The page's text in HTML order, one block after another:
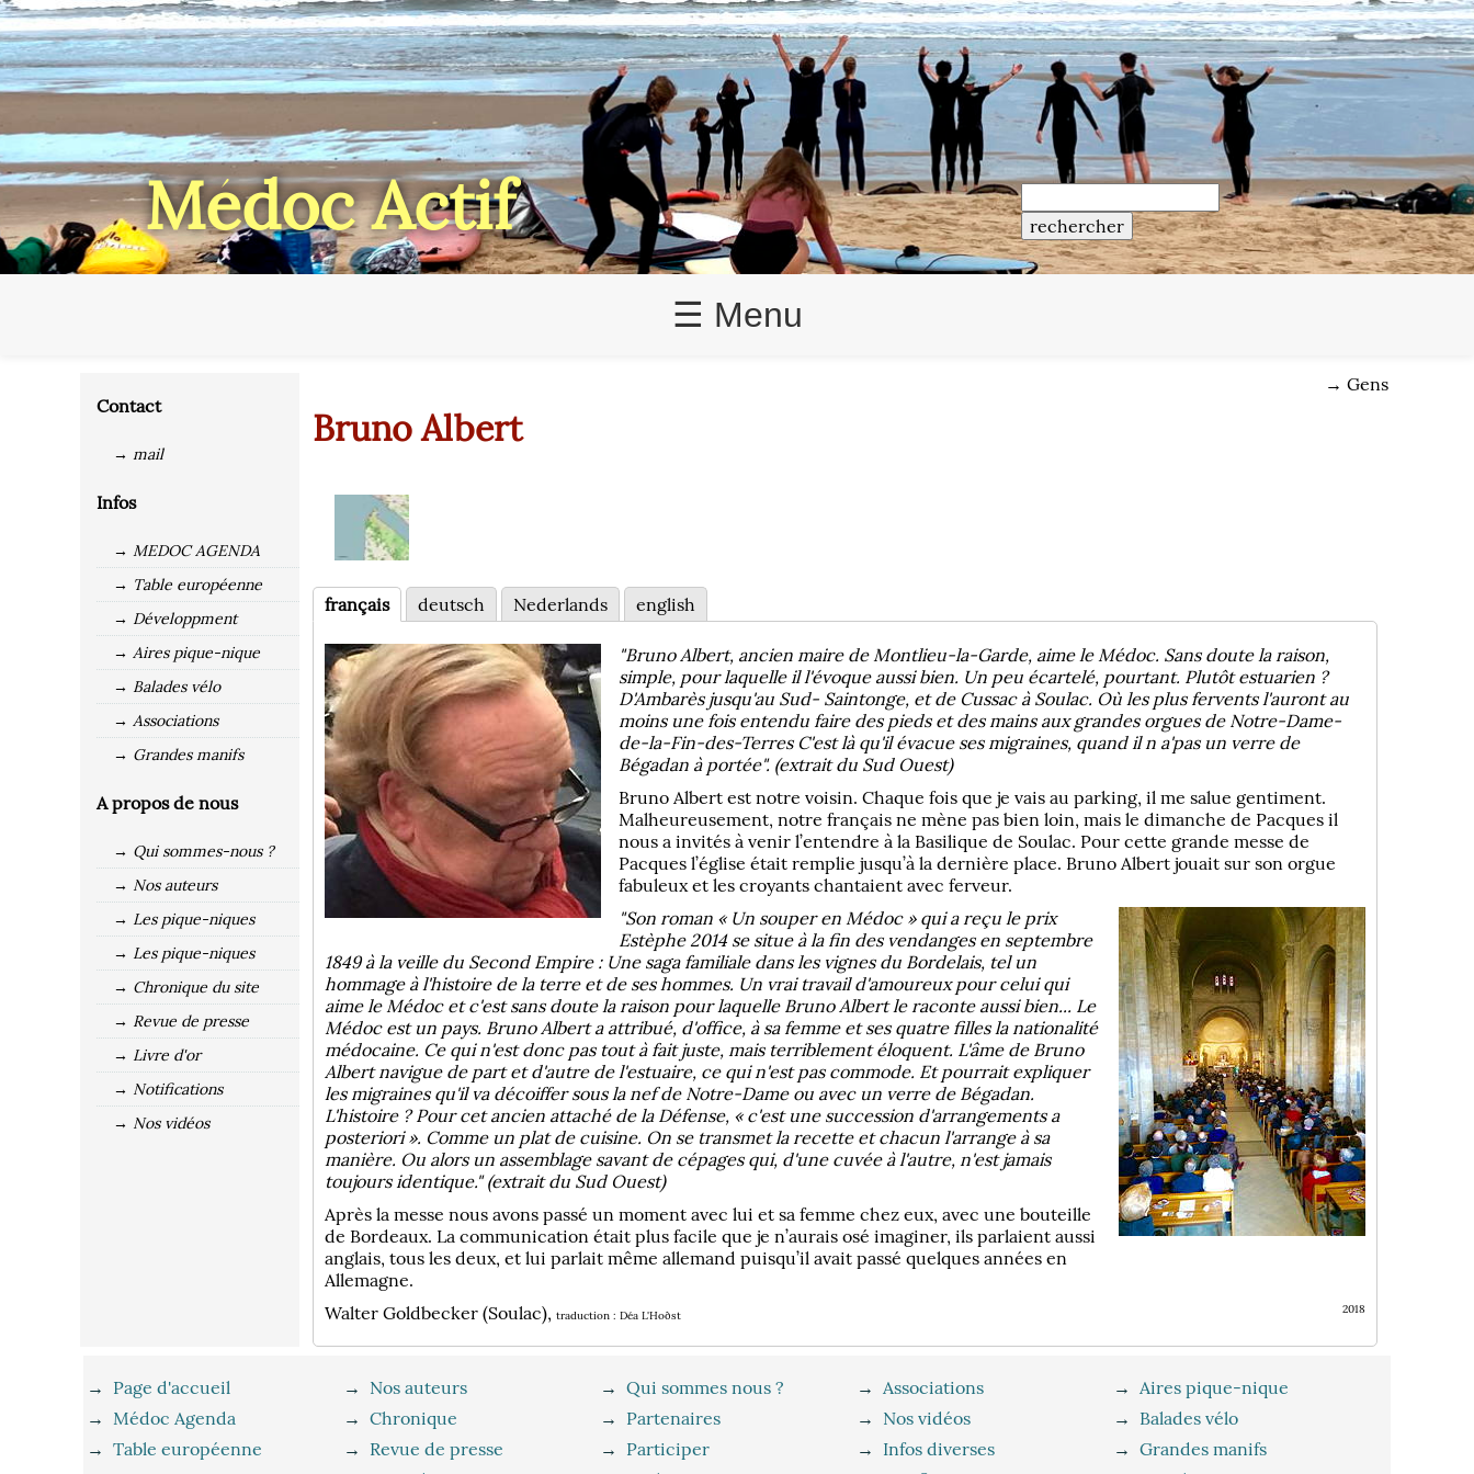
Médoc Actif
☰ Menu
Contact
→ mail
Infos
→ MEDOC AGENDA
→ Table européenne
→ Développment
→ Aires pique-nique
→ Balades vélo
→ Associations
→ Grandes manifs
A propos de nous
→ Qui sommes-nous ?
→ Nos auteurs
→ Les pique-niques
→ Les pique-niques
→ Chronique du site
→ Revue de presse
→ Livre d'or
→ Notifications
→ Nos vidéos
→ Gens
Bruno Albert
français deutsch Nederlands english
"Bruno Albert, ancien maire de Montlieu-la-Garde, aime le Médoc. Sans doute la raison,
simple, pour laquelle il l'évoque aussi bien. Un peu écartelé, pourtant. Plutôt estuarien ?
D'Ambarès jusqu'au Sud- Saintonge, et de Cussac à Soulac. Où les plus fervents l'auront au
moins une fois entendu faire des pieds et des mains aux grandes orgues de Notre-Dame-
de-la-Fin-des-Terres C'est là qu'il évacue ses migraines, quand il n a'pas un verre de
Bégadan à portée". (extrait du Sud Ouest)
Bruno Albert est notre voisin. Chaque fois que je vais au parking, il me salue gentiment.
Malheureusement, notre français ne mène pas bien loin, mais le dimanche de Pacques il
nous a invités à venir l’entendre à la Basilique de Soulac. Pour cette grande messe de
Pacques l’église était remplie jusqu’à la dernière place. Bruno Albert jouait sur son orgue
fabuleux et les croyants chantaient avec ferveur.
"Son roman « Un souper en Médoc » qui a reçu le prix
Estèphe 2014 se situe à la fin des vendanges en septembre
1849 à la veille du Second Empire : Une saga familiale dans les vignes du Bordelais, tel un
hommage à l'histoire de la terre et de ses hommes. Un vrai travail d'amoureux pour celui qui
aime le Médoc et c'est sans doute la raison pour laquelle Bruno Albert le raconte aussi bien... Le
Médoc est un pays. Bruno Albert a attribué, d'office, à sa femme et ses quatre filles la nationalité
médocaine. Ce qui n'est donc pas tout à fait juste, mais terriblement éloquent. L'âme de Bruno
Albert navigue de part et d'autre de l'estuaire, ce qui n'est pas commode. Et pourrait expliquer
les migraines qu'il va décoiffer sous la nef de Notre-Dame ou avec un verre de Bégadan.
L'histoire ? Pour cet ancien attaché de la Défense, « c'est une succession d'arrangements a
posteriori ». Comme un plat de cuisine. On se transmet la recette et chacun l'arrange à sa
manière. Ou alors un assemblage savant de cépages qui, d'une cuvée à l'autre, n'est jamais
toujours identique." (extrait du Sud Ouest)
Après la messe nous avons passé un moment avec lui et sa femme chez eux, avec une bouteille
de Bordeaux. La communication était plus facile que je n’aurais osé imaginer, ils parlaient aussi
anglais, tous les deux, et lui parlait même allemand puisqu’il avait passé quelques années en
Allemagne.
2018
Walter Goldbecker (Soulac), traduction : Déa L'Hoðst
→ Page d'accueil
→ Médoc Agenda
→ Table européenne
→ Nos auteurs
→ Chronique
→ Revue de presse
→ Qui sommes nous ?
→ Partenaires
→ Participer
→ Associations
→ Nos vidéos
→ Infos diverses
→ Aires pique-nique
→ Balades vélo
→ Grandes manifs